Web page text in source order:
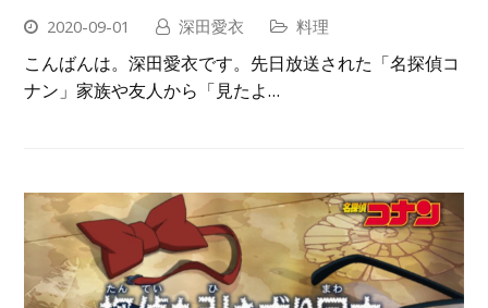
2020-09-01 深田愛衣 料理
こんばんは。深田愛衣です。先日放送された「名探偵コ
ナン」家族や友人から「見たよ…